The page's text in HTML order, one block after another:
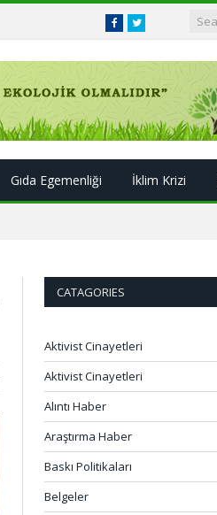
FacebookTwitter
Gıda Egemenliği İklim Krizi
CATAGORIES
Aktivist Cinayetleri
Aktivist Cinayetleri
Alıntı Haber
Araştırma Haber
Baskı Politikaları
Belgeler